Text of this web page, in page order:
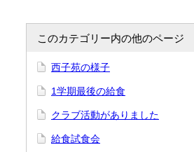
このカテゴリー内の他のページ
西子苑の様子
1学期最後の給食
クラブ活動がありました
給食試食会